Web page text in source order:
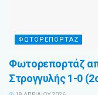
ΦΩΤΟΡΕΠΟΡΤΑΖ
Φωτορεπορτάζ
Στρογγυλής 1-0